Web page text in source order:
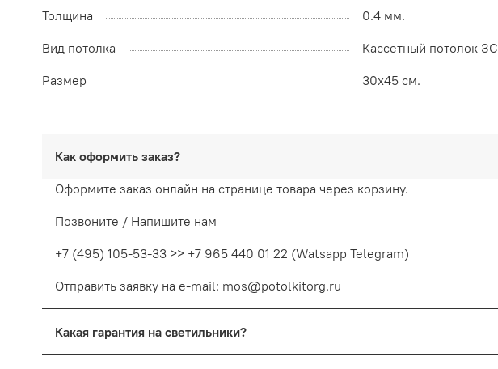
Толщина
0.4 мм.
Вид потолка
Кассетный потолок ЗС
Размер
30х45 см.
Как оформить заказ?
Оформите заказ онлайн на странице товара через корзину.
Позвоните / Напишите нам
+7 (495) 105-53-33 >> +7 965 440 01 22 (Watsapp Telegram)
Отправить заявку на e-mail: mos@potolkitorg.ru
Какая гарантия на светильники?